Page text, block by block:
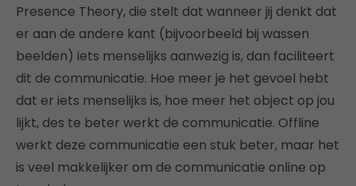
Presence Theory, die stelt dat wanneer jij denkt dat
er aan de andere kant (bijvoorbeeld bij wassen
beelden) iets menselijks aanwezig is, dan faciliteert
dit de communicatie. Hoe meer je het gevoel hebt
dat er iets menselijks is, hoe meer het object op jou
lijkt, des te beter werkt de communicatie. Offline
werkt deze communicatie een stuk beter, maar het
is veel makkelijker om de communicatie online op